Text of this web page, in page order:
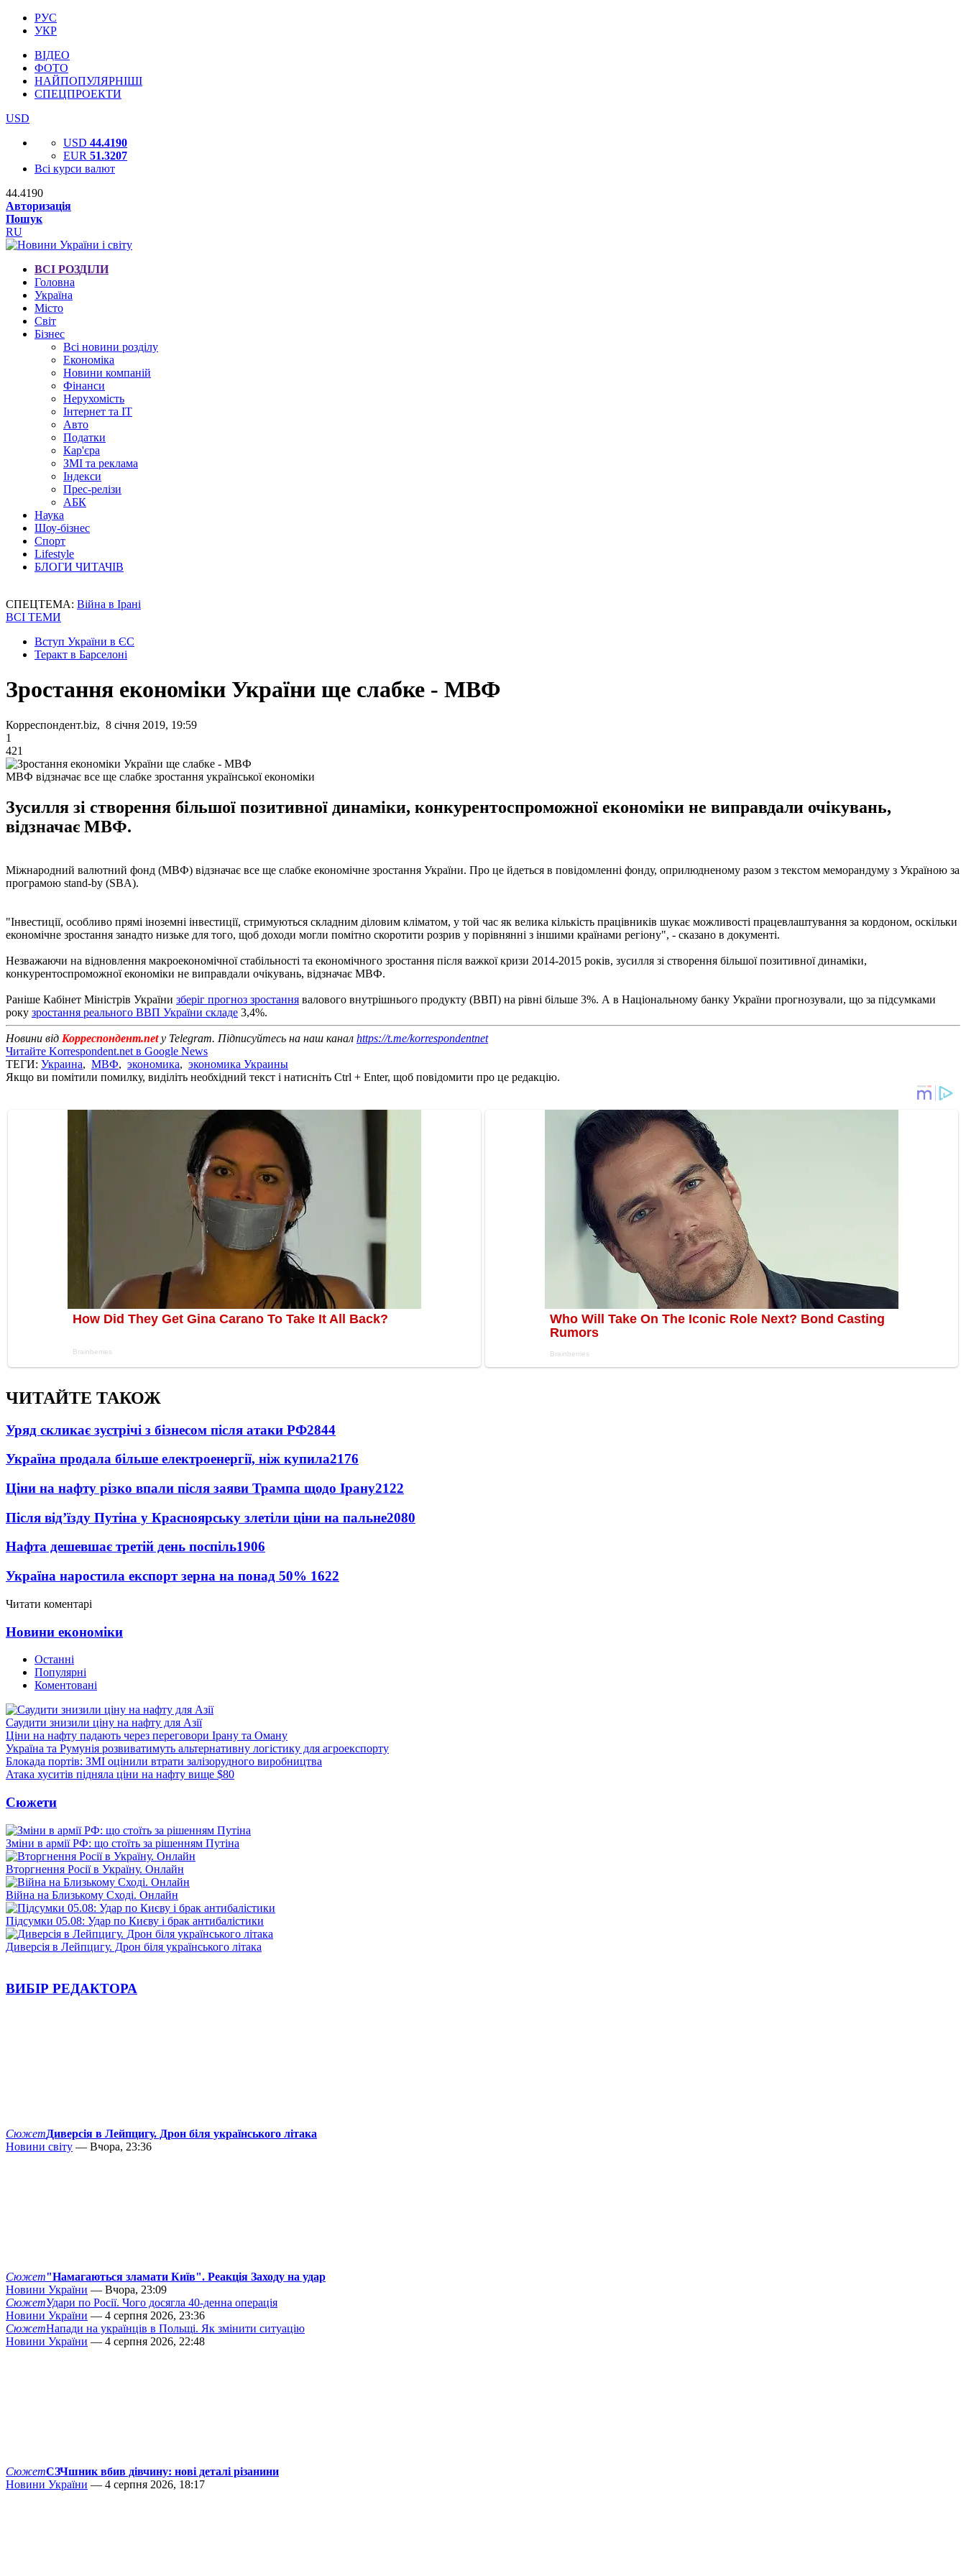
РУС
УКР
ВІДЕО
ФОТО
НАЙПОПУЛЯРНІШІ
СПЕЦПРОЕКТИ
USD
USD 44.4190
EUR 51.3207
Всі курси валют
44.4190
Авторизація
Пошук
RU
ВСІ РОЗДІЛИ
Головна
Україна
Місто
Світ
Бізнес
Всі новини розділу
Економіка
Новини компаній
Фінанси
Нерухомість
Інтернет та IT
Авто
Податки
Кар'єра
ЗМІ та реклама
Індекси
Прес-релізи
АБК
Наука
Шоу-бізнес
Спорт
Lifestyle
БЛОГИ ЧИТАЧІВ
СПЕЦТЕМА: Війна в Ірані
ВСІ ТЕМИ
Вступ України в ЄС
Теракт в Барселоні
Зростання економіки України ще слабке - МВФ
Корреспондент.biz, 8 січня 2019, 19:59
1
421
МВФ відзначає все ще слабке зростання української економіки
Зусилля зі створення більшої позитивної динаміки, конкурентоспроможної економіки не виправдали очікувань,
відзначає МВФ.
Міжнародний валютний фонд (МВФ) відзначає все ще слабке економічне зростання України. Про це йдеться в повідомленні фонду, оприлюдненому разом з текстом меморандуму з Україною за
програмою stand-by (SBA).
"Інвестиції, особливо прямі іноземні інвестиції, стримуються складним діловим кліматом, у той час як велика кількість працівників шукає можливості працевлаштування за кордоном, оскільки
економічне зростання занадто низьке для того, щоб доходи могли помітно скоротити розрив у порівнянні з іншими країнами регіону", - сказано в документі.
Незважаючи на відновлення макроекономічної стабільності та економічного зростання після важкої кризи 2014-2015 років, зусилля зі створення більшої позитивної динаміки,
конкурентоспроможної економіки не виправдали очікувань, відзначає МВФ.
Раніше Кабінет Міністрів України зберіг прогноз зростання валового внутрішнього продукту (ВВП) на рівні більше 3%. А в Національному банку України прогнозували, що за підсумками
року зростання реального ВВП України складе 3,4%.
Новини від Корреспондент.netу Telegram. Підписуйтесь на наш канал https://t.me/korrespondentnet
Читайте Korrespondent.net в Google News
ТЕГИ: Украина, МВФ, экономика, экономика Украины
Якщо ви помітили помилку, виділіть необхідний текст і натисніть Ctrl + Enter, щоб повідомити про це редакцію.
ЧИТАЙТЕ ТАКОЖ
Уряд скликає зустрічі з бізнесом після атаки РФ2844
Україна продала більше електроенергії, ніж купила2176
Ціни на нафту різко впали після заяви Трампа щодо Ірану2122
Після від’їзду Путіна у Красноярську злетіли ціни на пальне2080
Нафта дешевшає третій день поспіль1906
Україна наростила експорт зерна на понад 50% 1622
Читати коментарі
Новини економіки
Останні
Популярні
Коментовані
Саудити знизили ціну на нафту для Азії
Ціни на нафту падають через переговори Ірану та Оману
Україна та Румунія розвиватимуть альтернативну логістику для агроекспорту
Блокада портів: ЗМІ оцінили втрати залізорудного виробництва
Атака хуситів підняла ціни на нафту вище $80
Сюжети
Зміни в армії РФ: що стоїть за рішенням Путіна
Вторгнення Росії в Україну. Онлайн
Війна на Близькому Сході. Онлайн
Підсумки 05.08: Удар по Києву і брак антибалістики
Диверсія в Лейпцигу. Дрон біля українського літака
ВИБІР РЕДАКТОРА
СюжетДиверсія в Лейпцигу. Дрон біля українського літака
Новини світу — Вчора, 23:36
Сюжет"Намагаються зламати Київ". Реакція Заходу на удар
Новини України — Вчора, 23:09
СюжетУдари по Росії. Чого досягла 40-денна операція
Новини України — 4 серпня 2026, 23:36
СюжетНапади на українців в Польщі. Як змінити ситуацію
Новини України — 4 серпня 2026, 22:48
СюжетСЗЧшник вбив дівчину: нові деталі різанини
Новини України — 4 серпня 2026, 18:17